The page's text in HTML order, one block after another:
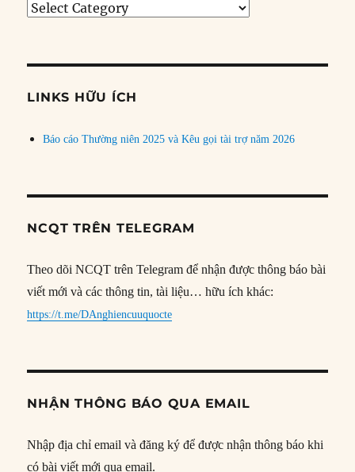
Tìm
đề
LINKS HỮU ÍCH
Báo cáo Thường niên 2025 và Kêu gọi tài trợ năm 2026
NCQT TRÊN TELEGRAM
Theo dõi NCQT trên Telegram để nhận được thông báo bài
viết mới và các thông tin, tài liệu… hữu ích khác:
https://t.me/DAnghiencuuquocte
NHẬN THÔNG BÁO QUA EMAIL
Nhập địa chỉ email và đăng ký để được nhận thông báo khi
có bài viết mới qua email.